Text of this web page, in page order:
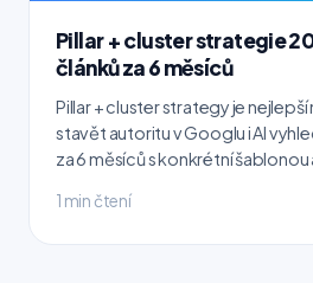
Pillar + cluster strategie
článků za 6 měsíců
Pillar + cluster strategy je
stavět autoritu v Googlu i AI
za 6 měsíců s konkrétní šablonou a
1 min čtení